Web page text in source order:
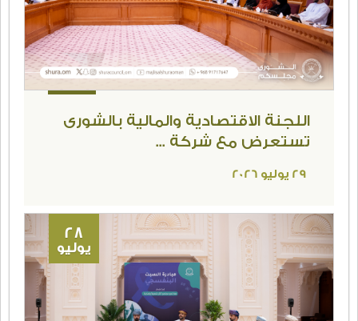
اللجنة الاقتصادية والمالية بالشورى
تستعرض مع شركة ...
29 يوليو 2026
28
يوليو